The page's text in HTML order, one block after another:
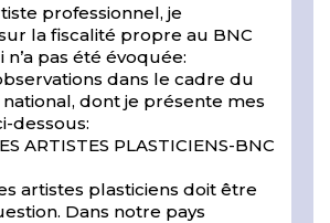
professionnel, je
la fiscalité propre au BNC
pas été évoquée:
dans le cadre du
dont je présente mes
dessous:
ARTISTES PLASTICIENS-BNC
artistes plasticiens doit être
Dans notre pays